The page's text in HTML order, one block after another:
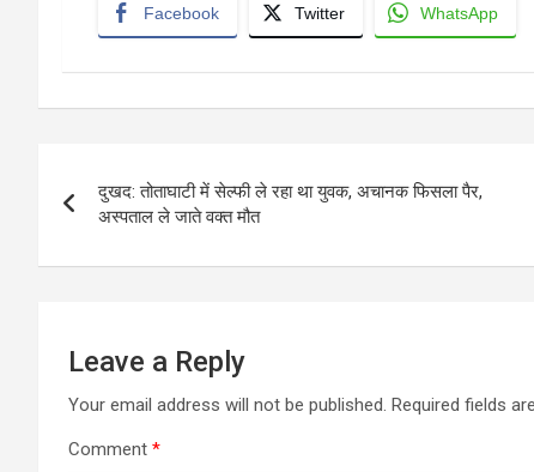
Facebook Twitter WhatsApp
navigation
दुखद: तोताघाटी में सेल्फी ले रहा था युवक, अचानक फिसला पैर,
अस्पताल ले जाते वक्त मौत
Leave a Reply
Your email address will not be published. Required fields
Comment *